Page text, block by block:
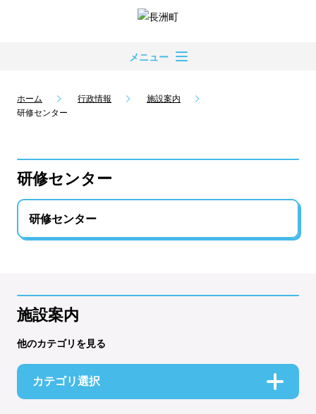
メニュー
ホーム 行政情報
施設案内
研修センター
研修センター
研修センター
施設案内
他のカテゴリを見る
カテゴリ選択